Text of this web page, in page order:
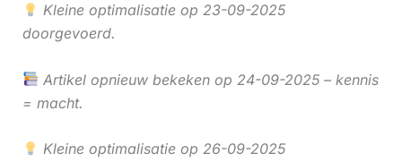
Kleine optimalisatie op 23-09-2025
doorgevoerd.
Artikel opnieuw bekeken op 24-09-2025 – kennis
= macht.
Kleine optimalisatie op 26-09-2025